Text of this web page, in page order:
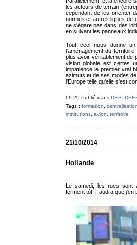
les acteurs de terrain
cependant de les orienter
normes et autres lignes de
ne s'égare pas dans des
en suivant les panneaux
Tout ceci nous donne
l'aménagement du
plus avoir véritablement de
vision globale est certes
impatience le premier vrai
azimuts et de ses modes
l'Europe telle qu'elle s'est
09:29 Publié dans DES
Tags : formation centralisation
institutions, avion territoire
21/10/2014
Hollande
Le samedi, les rues sont
ferment tôt. Faudra que j'en